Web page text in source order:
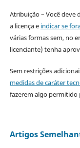
Atribuição – Você deve
a licença e indicar se
várias formas sem, no
licenciante) tenha
Sem restrições
medidas de caráter
fazerem algo permitido
Artigos